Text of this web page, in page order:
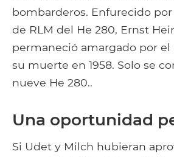
bombarderos. Enfurecido
de RLM del He 280, Ernst
permaneció amargado por el
su muerte en 1958. Solo se
nueve He 280..
Una oportunidad
Si Udet y Milch hubieran